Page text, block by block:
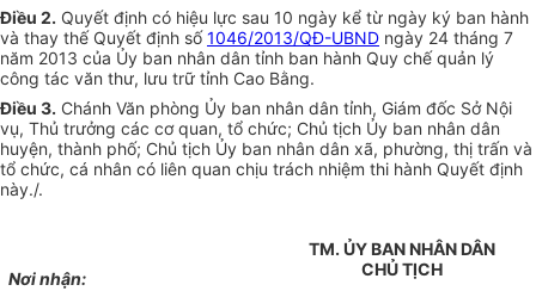
Điều 2. Quyết định có hiệu lực sau 10 ngày kể từ ngày ký ban hành
và thay thế Quyết định số1046/2013/QĐ-UBND ngày 24 tháng 7
năm 2013 của Ủy ban nhân dân tỉnh ban hành Quy chế quản lý
công tác văn thư, lưu trữ tỉnh Cao Bằng.
Điều 3. Chánh Văn phòng Ủy ban nhân dân tỉnh, Giám đốc Sở Nội
vụ, Thủ trưởng các cơ quan, tổ chức; Chủ tịch Ủy ban nhân dân
huyện, thành phố; Chủ tịch Ủy ban nhân dân xã, phường, thị trấn và
tổ chức, cá nhân có liên quan chịu trách nhiệm thi hành Quyết định
này./.
Nơi nhận:
TM. ỦY BAN NHÂN DÂN
CHỦ TỊCH